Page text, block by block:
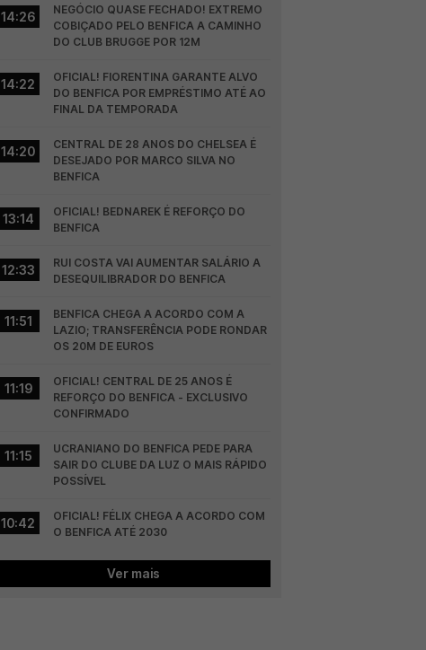
14:26
NEGÓCIO QUASE FECHADO! EXTREMO
COBIÇADO PELO BENFICA A CAMINHO
DO CLUB BRUGGE POR 12M
14:22
OFICIAL! FIORENTINA GARANTE ALVO
DO BENFICA POR EMPRÉSTIMO ATÉ AO
FINAL DA TEMPORADA
14:20
CENTRAL DE 28 ANOS DO CHELSEA É
DESEJADO POR MARCO SILVA NO
BENFICA
13:14
OFICIAL! BEDNAREK É REFORÇO DO
BENFICA
12:33
RUI COSTA VAI AUMENTAR SALÁRIO A
DESEQUILIBRADOR DO BENFICA
11:51
BENFICA CHEGA A ACORDO COM A
LAZIO; TRANSFERÊNCIA PODE RONDAR
OS 20M DE EUROS
11:19
OFICIAL! CENTRAL DE 25 ANOS É
REFORÇO DO BENFICA - EXCLUSIVO
CONFIRMADO
11:15
UCRANIANO DO BENFICA PEDE PARA
SAIR DO CLUBE DA LUZ O MAIS RÁPIDO
POSSÍVEL
10:42
OFICIAL! FÉLIX CHEGA A ACORDO COM
O BENFICA ATÉ 2030
Ver mais